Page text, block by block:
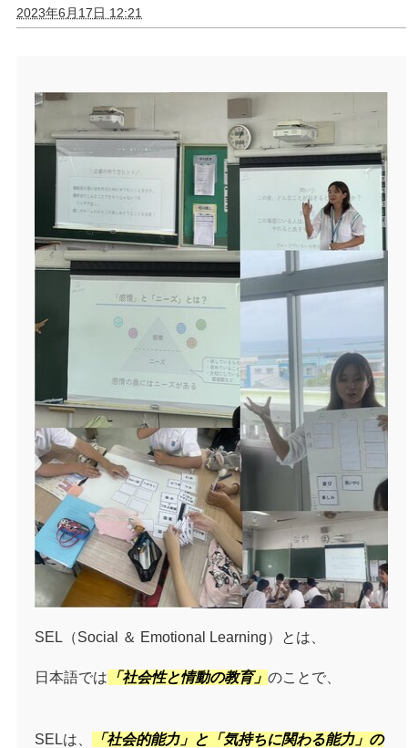
2023年6月17日 12:21
SEL（Social ＆ Emotional Learning）とは、
日本語では 「社会性と情動の教育」 のことで、
SELは、
「社会的能力」と「気持ちに関わる能力」の